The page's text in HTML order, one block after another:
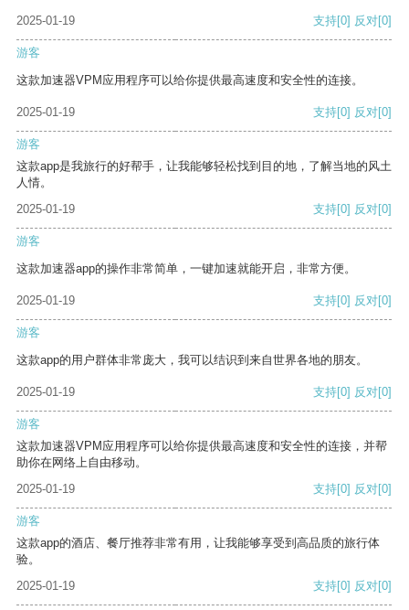
2025-01-19 支持[0] 反对[0]
游客
这款加速器VPM应用程序可以给你提供最高速度和安全性的连接。
2025-01-19 支持[0] 反对[0]
游客
这款app是我旅行的好帮手，让我能够轻松找到目的地，了解当地的风土
人情。
2025-01-19
支持[0] 反对[0]
游客
这款加速器app的操作非常简单，一键加速就能开启，非常方便。
2025-01-19 支持[0] 反对[0]
游客
这款app的用户群体非常庞大，我可以结识到来自世界各地的朋友。
2025-01-19 支持[0] 反对[0]
游客
这款加速器VPM应用程序可以给你提供最高速度和安全性的连接，并帮
助你在网络上自由移动。
2025-01-19
支持[0] 反对[0]
游客
这款app的酒店、餐厅推荐非常有用，让我能够享受到高品质的旅行体
验。
2025-01-19
支持[0] 反对[0]